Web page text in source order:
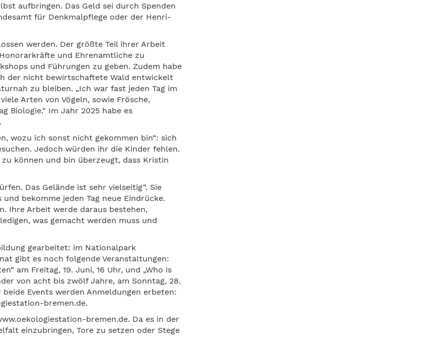
aufbringen. Das Geld sei durch Spenden
für Denkmalpflege oder der Henri-
werden. Der größte Teil ihrer Arbeit
und Ehrenamtliche zu
und Führungen zu geben. Zudem habe
der nicht bewirtschaftete Wald entwickelt
zu bleiben. „Ich war fast jeden Tag im
Arten von Vögeln, sowie Frösche,
Biologie.“ Im Jahr 2025 habe es
wozu ich sonst nicht gekommen bin“: sich
Jedoch würden ihr die Kinder fehlen.
können und bin überzeugt, dass Kristin
Das Gelände ist sehr vielseitig“. Sie
bekomme jeden Tag neue Eindrücke.
Ihre Arbeit werde daraus bestehen,
was gemacht werden muss und
gearbeitet: im Nationalpark
gibt es noch folgende Veranstaltungen:
am Freitag, 19. Juni, 16 Uhr, und „Who is
von acht bis zwölf Jahre, am Sonntag, 28.
Events werden Anmeldungen erbeten:
bremen.de.
bremen.de. Da es in der
einzubringen, Tore zu setzen oder Stege